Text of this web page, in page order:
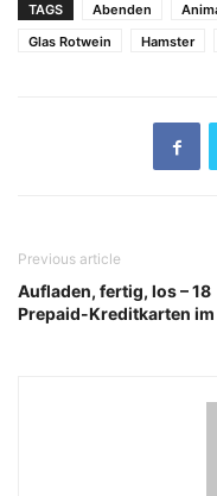
TAGS Abenden
Glas Rotwein
Hamster
Previous article
Aufladen, fertig, los – 18
Prepaid-Kreditkarten im